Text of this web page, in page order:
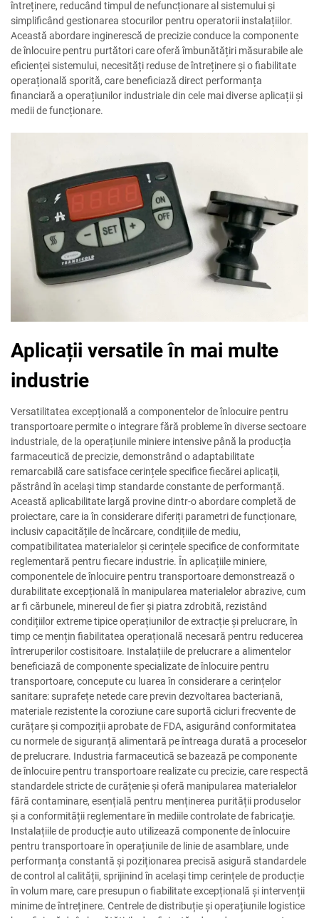
întreținere, reducând timpul de nefuncționare al sistemului și
simplificând gestionarea stocurilor pentru operatorii instalațiilor.
Această abordare inginerescă de precizie conduce la componente
de înlocuire pentru purtători care oferă îmbunătățiri măsurabile ale
eficienței sistemului, necesități reduse de întreținere și o fiabilitate
operațională sporită, care beneficiază direct performanța
financiară a operațiunilor industriale din cele mai diverse aplicații și
medii de funcționare.
Aplicații versatile în mai multe
industrie
Versatilitatea excepțională a componentelor de înlocuire pentru
transportoare permite o integrare fără probleme în diverse sectoare
industriale, de la operațiunile miniere intensive până la producția
farmaceutică de precizie, demonstrând o adaptabilitate
remarcabilă care satisface cerințele specifice fiecărei aplicații,
păstrând în același timp standarde constante de performanță.
Această aplicabilitate largă provine dintr-o abordare completă de
proiectare, care ia în considerare diferiți parametri de funcționare,
inclusiv capacitățile de încărcare, condițiile de mediu,
compatibilitatea materialelor și cerințele specifice de conformitate
reglementară pentru fiecare industrie. În aplicațiile miniere,
componentele de înlocuire pentru transportoare demonstrează o
durabilitate excepțională în manipularea materialelor abrazive, cum
ar fi cărbunele, minereul de fier și piatra zdrobită, rezistând
condițiilor extreme tipice operațiunilor de extracție și prelucrare, în
timp ce mențin fiabilitatea operațională necesară pentru reducerea
întreruperilor costisitoare. Instalațiile de prelucrare a alimentelor
beneficiază de componente specializate de înlocuire pentru
transportoare, concepute cu luarea în considerare a cerințelor
sanitare: suprafețe netede care previn dezvoltarea bacteriană,
materiale rezistente la coroziune care suportă cicluri frecvente de
curățare și compoziții aprobate de FDA, asigurând conformitatea
cu normele de siguranță alimentară pe întreaga durată a proceselor
de prelucrare. Industria farmaceutică se bazează pe componente
de înlocuire pentru transportoare realizate cu precizie, care respectă
standardele stricte de curățenie și oferă manipularea materialelor
fără contaminare, esențială pentru menținerea purității produselor
și a conformității reglementare în mediile controlate de fabricație.
Instalațiile de producție auto utilizează componente de înlocuire
pentru transportoare în operațiunile de linie de asamblare, unde
performanța constantă și poziționarea precisă asigură standardele
de control al calității, sprijinind în același timp cerințele de producție
în volum mare, care presupun o fiabilitate excepțională și intervenții
minime de întreținere. Centrele de distribuție și operațiunile logistice